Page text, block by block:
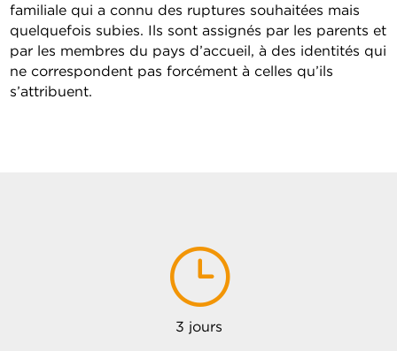
familiale qui a connu des ruptures souhaitées mais
quelquefois subies. Ils sont assignés par les parents et
par les membres du pays d’accueil, à des identités qui
ne correspondent pas forcément à celles qu’ils
s’attribuent.
}
3 jours